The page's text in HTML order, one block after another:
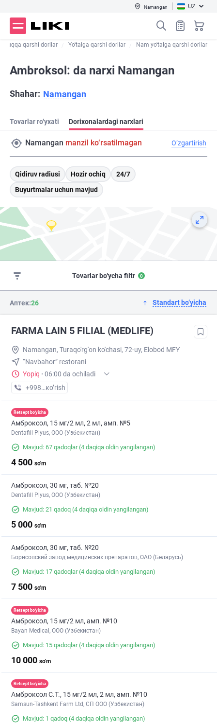
Namangan UZ
qarshi dorilar Yo'talga qarshi dorilar Nam yo'talga qarshi dorilar
Ambroksol: da narxi Namangan
Shahar: Namangan
Tovarlar ro‘yxati Dorixonalardagi narxlari
Namangan manzil ko‘rsatilmagan O‘zgartirish
Qidiruv radiusi Hozir ochiq
24/7
Buyurtmalar uchun mavjud
Tovarlar bo‘ycha filtr 0
Аптек:26 Standart bo‘yicha
FARMA LAIN 5 FILIAL (MEDLIFE)
Namangan, Turaqo'rg'on ko'chasi, 72-uy, Elobod MFY
“Navbahor” restorani
Yopiq · 06:00 da ochiladi
+998 (55) XXX-XX-XX
кo’rish
Retsept bo'yicha
Амброксол, 15 мг/2 мл, 2 мл, амп. №5
Dentafill Plyus, ООО (Узбекистан)
Mavjud: 67 qadoqlar(4 daqiqa oldin yangilangan)
4 500 so'm
Амброксол, 30 мг, таб. №20
Dentafill Plyus, ООО (Узбекистан)
Mavjud: 21 qadoq (4 daqiqa oldin yangilangan)
5 000 so'm
Амброксол, 30 мг, таб. №20
Борисовский завод медицинских препаратов, ОАО (Беларусь)
Mavjud: 17 qadoqlar(4 daqiqa oldin yangilangan)
7 500 so'm
Retsept bo'yicha
Амброксол, 15 мг/2 мл, амп. №10
Bayan Medical, ООО (Узбекистан)
Mavjud: 15 qadoqlar(4 daqiqa oldin yangilangan)
10 000 so'm
Retsept bo'yicha
Амброксол С.Т., 15 мг/2 мл, 2 мл, амп. №10
Samsun-Tashkent Farm Ltd, СП ООО (Узбекистан)
Mavjud: 1 qadoq (4 daqiqa oldin yangilangan)